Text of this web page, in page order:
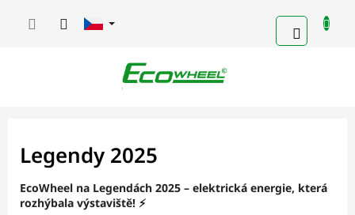
KOŠÍK
Legendy 2025
EcoWheel na Legendách 2025 – elektrická energie, která
rozhýbala výstaviště! ⚡